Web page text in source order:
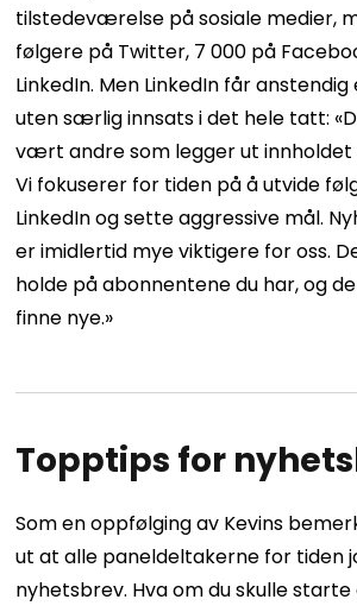
tilstedeværelse på sosiale medier,
følgere på Twitter, 7 000 på
LinkedIn. Men LinkedIn får
uten særlig innsats i det hele tatt:
vært andre som legger ut innholdet
Vi fokuserer for tiden på å utvide
LinkedIn og sette aggressive mål.
er imidlertid mye viktigere for oss.
holde på abonnentene du har, og
finne nye.»
Topptips for
Som en oppfølging av Kevins
ut at alle paneldeltakerne for tiden
nyhetsbrev. Hva om du skulle